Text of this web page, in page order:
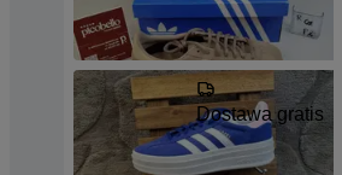
Dostawa gratis